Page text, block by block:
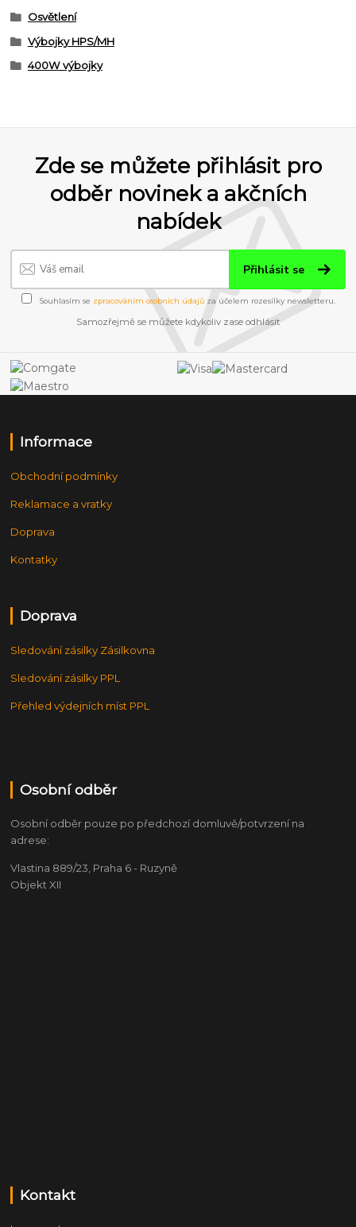
Osvětlení
Výbojky HPS/MH
400W výbojky
Zde se můžete přihlásit pro
odběr novinek a akčních
nabídek
Přihlásit se
Souhlasím se zpracováním osobních údajůza účelem rozesílky newsletteru.
Samozřejmě se můžete kdykoliv zase odhlásit
Informace
Obchodní podmínky
Reklamace a vratky
Doprava
Kontatky
Doprava
Sledování zásilky Zásilkovna
Sledování zásilky PPL
Přehled výdejních míst PPL
Osobní odběr
Osobní odběr pouze po předchozí domluvě/potvrzení na
adrese:
Vlastina 889/23, Praha 6 - Ruzyně
Objekt XII
Kontakt